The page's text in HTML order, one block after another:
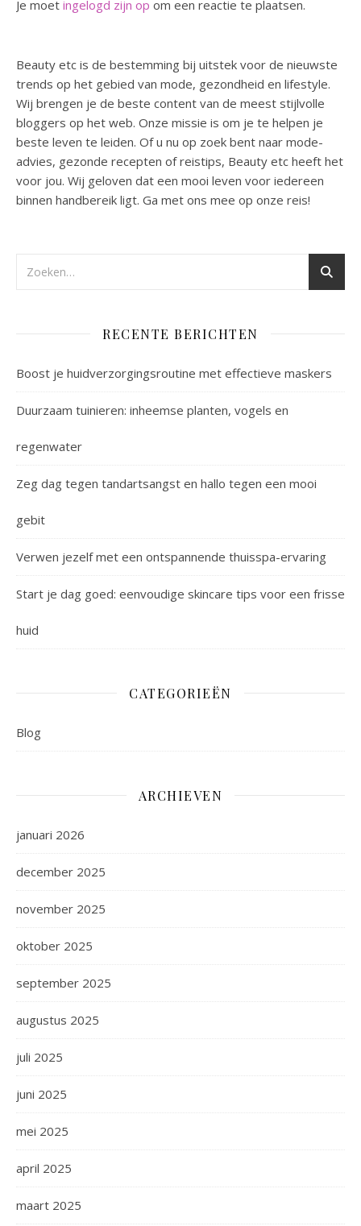
Je moet ingelogd zijn op om een reactie te plaatsen.
Beauty etc is de bestemming bij uitstek voor de nieuwste
trends op het gebied van mode, gezondheid en lifestyle.
Wij brengen je de beste content van de meest stijlvolle
bloggers op het web. Onze missie is om je te helpen je
beste leven te leiden. Of u nu op zoek bent naar mode-
advies, gezonde recepten of reistips, Beauty etc heeft het
voor jou. Wij geloven dat een mooi leven voor iedereen
binnen handbereik ligt. Ga met ons mee op onze reis!
RECENTE BERICHTEN
Boost je huidverzorgingsroutine met effectieve maskers
Duurzaam tuinieren: inheemse planten, vogels en
regenwater
Zeg dag tegen tandartsangst en hallo tegen een mooi
gebit
Verwen jezelf met een ontspannende thuisspa-ervaring
Start je dag goed: eenvoudige skincare tips voor een frisse
huid
CATEGORIEËN
Blog
ARCHIEVEN
januari 2026
december 2025
november 2025
oktober 2025
september 2025
augustus 2025
juli 2025
juni 2025
mei 2025
april 2025
maart 2025